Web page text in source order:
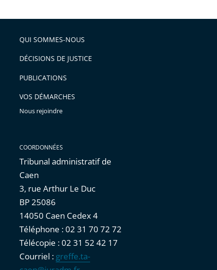
arriver
après
l'article
pour
avant
QUI SOMMES-NOUS
DÉCISIONS DE JUSTICE
PUBLICATIONS
VOS DÉMARCHES
Nous rejoindre
COORDONNÉES
Tribunal administratif de
Caen
3, rue Arthur Le Duc
BP 25086
14050 Caen Cedex 4
Téléphone : 02 31 70 72 72
Télécopie : 02 31 52 42 17
Courriel : greffe.ta-